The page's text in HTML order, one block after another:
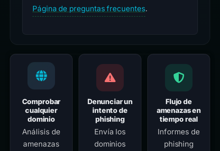
Página de preguntas frecuentes.
Comprobar
cualquier
dominio
Análisis de
amenazas
Denunciar un
intento de
phishing
Envía los
dominios
Flujo de
amenazas en
tiempo real
Informes de
phishing